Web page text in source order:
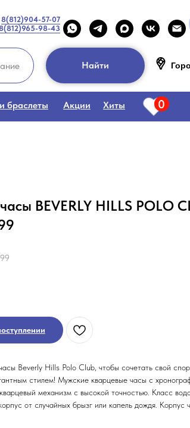
8(812)904-57-07
98-43
Найти
браслеты Акции Хиты 0
BEVERLY HILLS POLO
Beverly Hills Polo Club, чтобы сочетать свой
стилем! Мужские кварцевые часы с
механизм с высокой точностью. Класс
от случайных брызг или капель дождя. Корпус